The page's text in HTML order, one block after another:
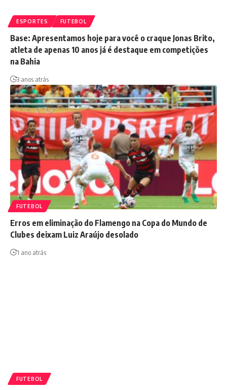
ESPORTES FUTEBOL
Base: Apresentamos hoje para você o craque Jonas Brito,
atleta de apenas 10 anos já é destaque em competições
na Bahia
3 anos atrás
FUTEBOL
Erros em eliminação do Flamengo na Copa do Mundo de
Clubes deixam Luiz Araújo desolado
1 ano atrás
FUTEBOL